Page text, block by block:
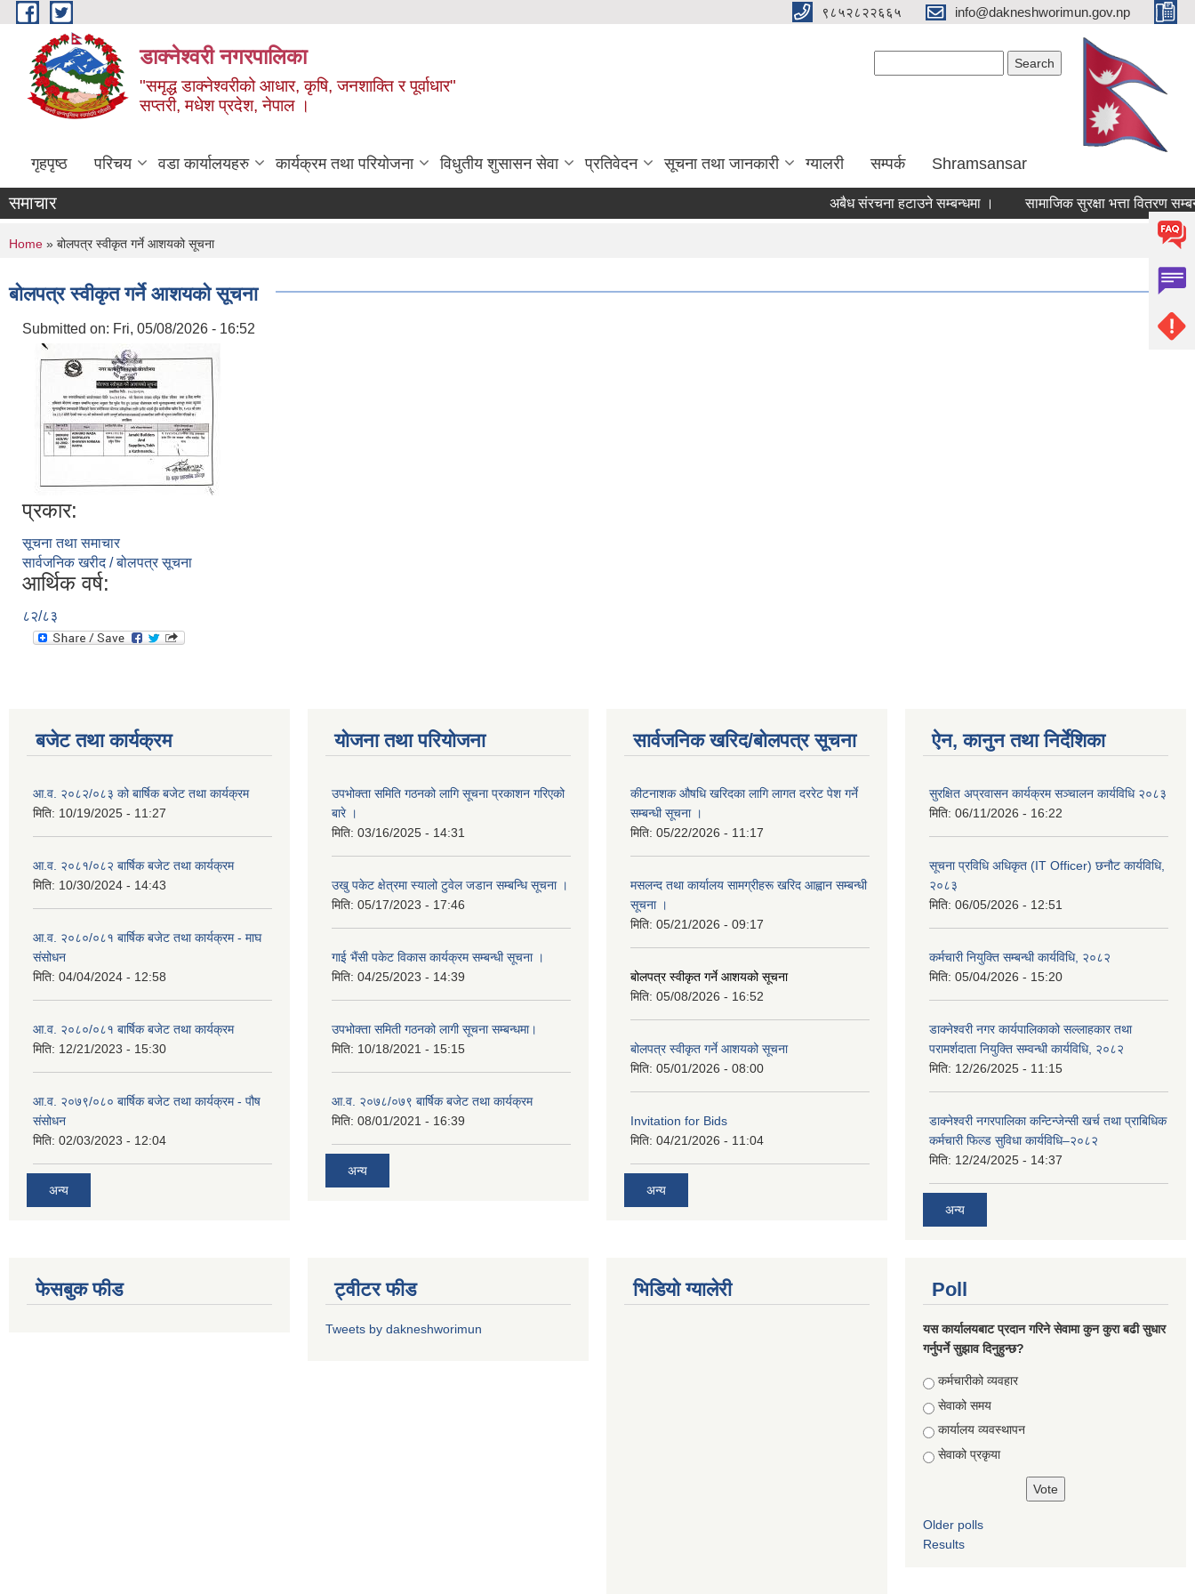
Skip to main content ९८५२८२२६६५ info@dakneshworimun.gov.np
डाक्नेश्वरी नगरपालिका
"समृद्ध डाक्नेश्वरीको आधार, कृषि, जनशाक्ति र पूर्वाधार"
सप्तरी, मधेश प्रदेश, नेपाल ।
गृहपृष्ठ परिचय वडा कार्यालयहरु कार्यक्रम तथा परियोजना विधुतीय शुसासन सेवा प्रतिवेदन सूचना तथा जानकारी ग्यालरी सम्पर्क Shramsansar
समाचार अबैध संरचना हटाउने सम्बन्धमा । सामाजिक सुरक्षा भत्ता वितरण
You are here
Home » बोलपत्र स्वीकृत गर्ने आशयको सूचना
बोलपत्र स्वीकृत गर्ने आशयको सूचना
Submitted on: Fri, 05/08/2026 - 16:52
प्रकार:
सूचना तथा समाचार
सार्वजनिक खरीद / बोलपत्र सूचना
आर्थिक वर्ष:
८२/८३
बजेट तथा कार्यक्रम
आ.व. २०८२/०८३ को बार्षिक बजेट तथा कार्यक्रम
मिति: 10/19/2025 - 11:27
आ.व. २०८१/०८२ बार्षिक बजेट तथा कार्यक्रम
मिति: 10/30/2024 - 14:43
आ.व. २०८०/०८१ बार्षिक बजेट तथा कार्यक्रम - माघ
संसोधन
मिति: 04/04/2024 - 12:58
आ.व. २०८०/०८१ बार्षिक बजेट तथा कार्यक्रम
मिति: 12/21/2023 - 15:30
आ.व. २०७९/०८० बार्षिक बजेट तथा कार्यक्रम - पौष
संसोधन
मिति: 02/03/2023 - 12:04
अन्य
योजना तथा परियोजना
उपभोक्ता समिति गठनको लागि सूचना प्रकाशन गरिएको
बारे ।
मिति: 03/16/2025 - 14:31
उखु पकेट क्षेत्रमा स्यालो टुवेल जडान सम्बन्धि सूचना ।
मिति: 05/17/2023 - 17:46
गाई भैंसी पकेट विकास कार्यक्रम सम्बन्धी सूचना ।
मिति: 04/25/2023 - 14:39
उपभोक्ता समिती गठनको लागी सूचना सम्बन्धमा।
मिति: 10/18/2021 - 15:15
आ.व. २०७८/०७९ बार्षिक बजेट तथा कार्यक्रम
मिति: 08/01/2021 - 16:39
अन्य
सार्वजनिक खरिद/बोलपत्र सूचना
कीटनाशक औषधि खरिदका लागि लागत दररेट पेश गर्ने
सम्बन्धी सूचना ।
मिति: 05/22/2026 - 11:17
मसलन्द तथा कार्यालय सामग्रीहरू खरिद आह्वान सम्बन्धी
सूचना ।
मिति: 05/21/2026 - 09:17
बोलपत्र स्वीकृत गर्ने आशयको सूचना
मिति: 05/08/2026 - 16:52
बोलपत्र स्वीकृत गर्ने आशयको सूचना
मिति: 05/01/2026 - 08:00
Invitation for Bids
मिति: 04/21/2026 - 11:04
अन्य
ऐन, कानुन तथा निर्देशिका
सुरक्षित अप्रवासन कार्यक्रम सञ्चालन कार्यविधि २०८३
मिति: 06/11/2026 - 16:22
सूचना प्रविधि अधिकृत (IT Officer) छनौट कार्यविधि,
२०८३
मिति: 06/05/2026 - 12:51
कर्मचारी नियुक्ति सम्बन्धी कार्यविधि, २०८२
मिति: 05/04/2026 - 15:20
डाक्नेश्वरी नगर कार्यपालिकाको सल्लाहकार तथा
परामर्शदाता नियुक्ति सम्वन्धी कार्यविधि, २०८२
मिति: 12/26/2025 - 11:15
डाक्नेश्वरी नगरपालिका कन्टिन्जेन्सी खर्च तथा प्राबिधिक
कर्मचारी फिल्ड सुविधा कार्यविधि–२०८२
मिति: 12/24/2025 - 14:37
अन्य
फेसबुक फीड ट्वीटर फीड
Tweets by dakneshworimun
भिडियाे ग्यालेरी Poll
यस कार्यालयबाट प्रदान गरिने सेवामा कुन कुरा बढी सुधार
गर्नुपर्ने सुझाव दिनुहुन्छ?
Choices
कर्मचारीको व्यवहार
सेवाको समय
कार्यालय व्यवस्थापन
सेवाको प्रकृया
Older polls
Results